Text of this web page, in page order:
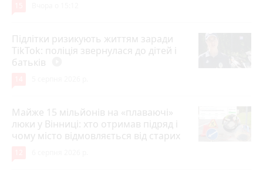
Підлітки ризикують життям заради
TikTok: поліція звернулася до дітей і
батьків
Майже 15 мільйонів на «плаваючі»
люки у Вінниці: хто отримав підряд і
чому місто відмовляється від старих